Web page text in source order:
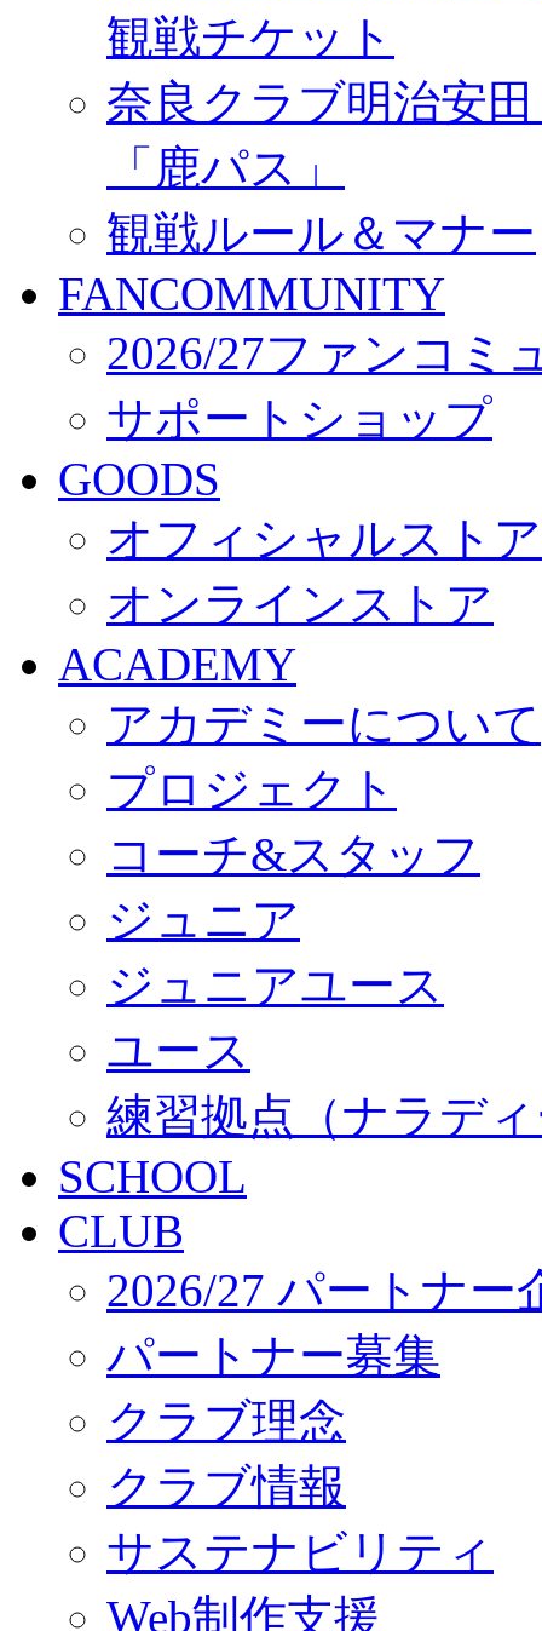
観戦チケット
奈良クラブ明治安
「鹿パス」
観戦ルール＆マナー
FANCOMMUNITY
2026/27ファンコミ
サポートショップ
GOODS
オフィシャルスト
オンラインストア
ACADEMY
アカデミーについて
プロジェクト
コーチ&スタッフ
ジュニア
ジュニアユース
ユース
練習拠点（ナラデ
SCHOOL
CLUB
2026/27 パートナー
パートナー募集
クラブ理念
クラブ情報
サステナビリティ
Web制作支援